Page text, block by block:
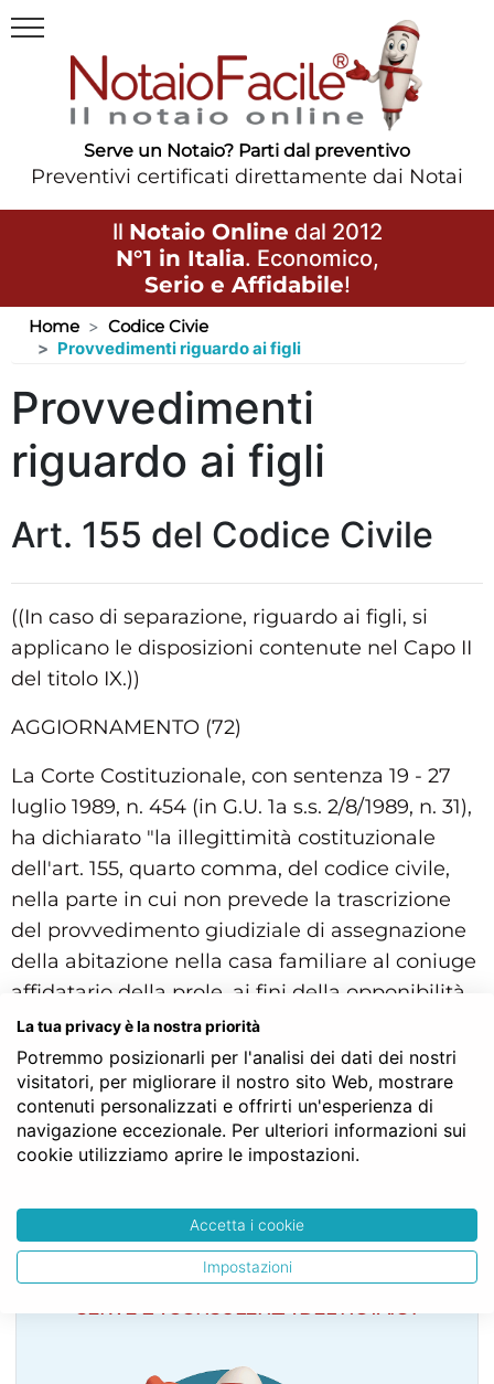
Serve un Notaio? Parti dal preventivo
Preventivi certificati direttamente dai Notai
Il Notaio Online dal 2012
N°1 in Italia. Economico,
Serio e Affidabile!
Home
Codice Civie
Provvedimenti riguardo ai figli
Provvedimenti
riguardo ai figli
Art. 155 del Codice Civile
((In caso di separazione, riguardo ai figli, si
applicano le disposizioni contenute nel Capo II
del titolo IX.))
AGGIORNAMENTO (72)
La Corte Costituzionale, con sentenza 19 - 27
luglio 1989, n. 454 (in G.U. 1a s.s. 2/8/1989, n. 31),
ha dichiarato "la illegittimità costituzionale
dell'art. 155, quarto comma, del codice civile,
nella parte in cui non prevede la trascrizione
del provvedimento giudiziale di assegnazione
della abitazione nella casa familiare al coniuge
affidatario della prole, ai fini della opponibilità
ai terzi".
Struttura gerarchica per l'articolo 155 del Codice Civile:
Codice Civile
LIBRO PRIMO - Delle persone e della famiglia
TITOLO VI - Del matrimonio
Capo V - Dello scioglimento del matrimonio e della
Art. 155
La tua privacy è la nostra priorità
Potremmo posizionarli per l'analisi dei dati dei nostri
visitatori, per migliorare il nostro sito Web, mostrare
contenuti personalizzati e offrirti un'esperienza di
navigazione eccezionale. Per ulteriori informazioni sui
cookie utilizziamo aprire le impostazioni.
Accetta i cookie
Impostazioni